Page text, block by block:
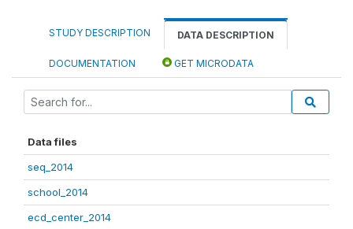
STUDY DESCRIPTION DATA DESCRIPTION
DOCUMENTATION GET MICRODATA
Data files
seq_2014
school_2014
ecd_center_2014